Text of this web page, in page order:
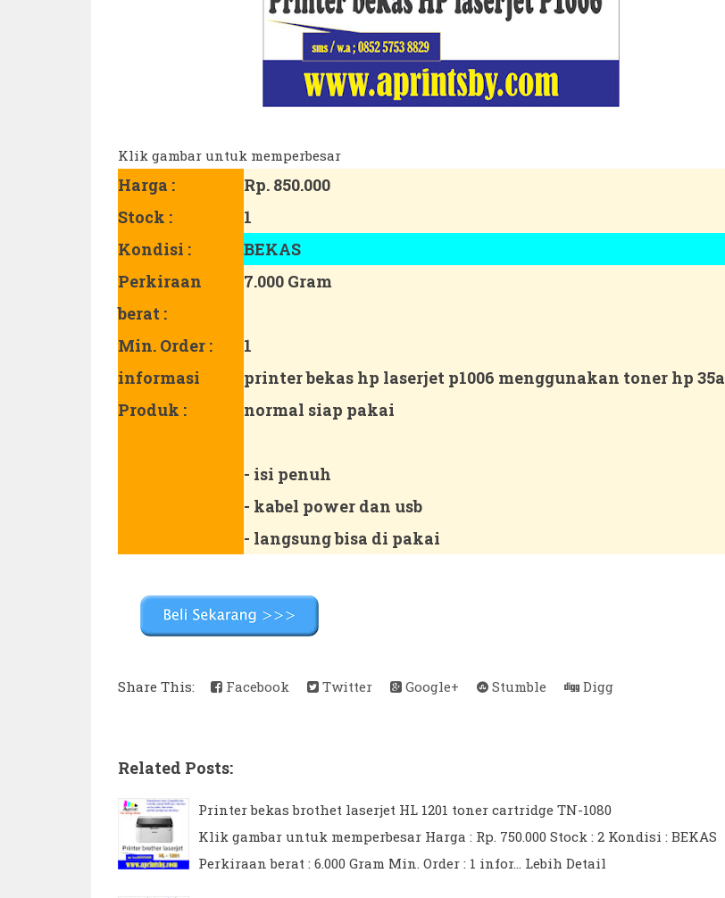
Klik gambar untuk memperbesar
Harga :
Rp. 850.000
Stock :
1
Kondisi :
BEKAS
Perkiraan
berat :
7.000 Gram
Min. Order :
1
informasi
Produk :
printer bekas hp laserjet p1006 menggunakan toner hp 35a
normal siap pakai
- isi penuh
- kabel power dan usb
- langsung bisa di pakai
Share This: Facebook Twitter Google+ Stumble Digg
Related Posts:
Printer bekas brothet laserjet HL 1201 toner cartridge TN-1080
Klik gambar untuk memperbesar Harga : Rp. 750.000 Stock : 2 Kondisi : BEKAS
Perkiraan berat : 6.000 Gram Min. Order : 1 infor… Lebih Detail